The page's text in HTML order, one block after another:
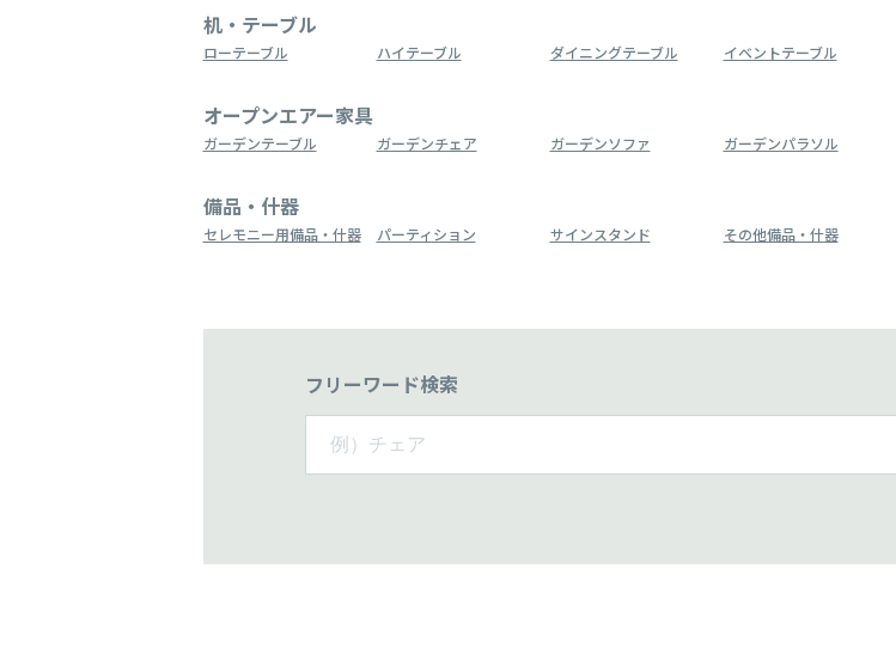
机・テーブル
ローテーブル ハイテーブル ダイニングテーブル イベントテーブル
オープンエアー家具
ガーデンテーブル ガーデンチェア ガーデンソファ ガーデンパラソル
備品・什器
セレモニー用備品・什器 パーティション サインスタンド その他備品・什器
フリーワード検索